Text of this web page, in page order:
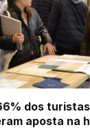
dos
aposta na